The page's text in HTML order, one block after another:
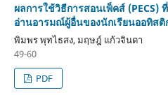
ผลการใช้วิธีการสอนเพ็คส์ (PECS)
อ่านอารมณ์ผู้อื่นของนักเรียนออทิส
พิมพร พุทไธสง, มฤษฎ์ แก้วจินดา
49-60
PDF